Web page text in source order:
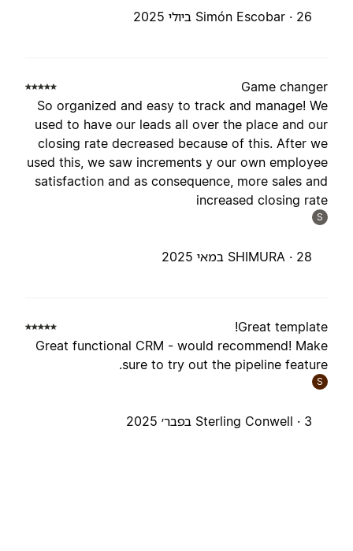
Simón Escobar ·
Game
So organized and easy to track and manage!
used to have our leads all over the place and
closing rate decreased because of this. After
used this, we saw increments y our own
satisfaction and as consequence, more sales
increased closing
SHIMURA ·
Great
Great functional CRM - would recommend!
sure to try out the pipeline
Sterling Conwell ·